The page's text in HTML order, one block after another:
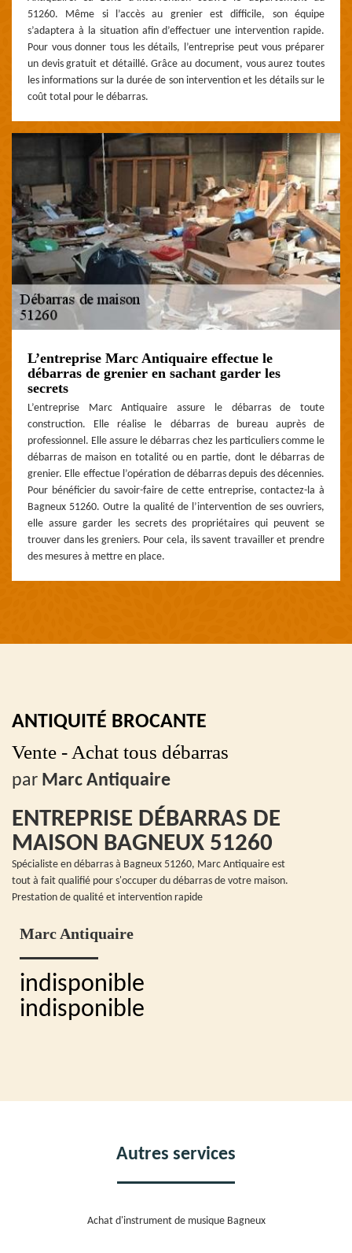
51260. Même si l’accès au grenier est difficile, son équipe
s’adaptera à la situation afin d’effectuer une intervention rapide.
Pour vous donner tous les détails, l’entreprise peut vous préparer
un devis gratuit et détaillé. Grâce au document, vous aurez toutes
les informations sur la durée de son intervention et les détails sur le
coût total pour le débarras.
L’entreprise Marc Antiquaire effectue le
débarras de grenier en sachant garder les
secrets
L’entreprise Marc Antiquaire assure le débarras de toute
construction. Elle réalise le débarras de bureau auprès de
professionnel. Elle assure le débarras chez les particuliers comme le
débarras de maison en totalité ou en partie, dont le débarras de
grenier. Elle effectue l’opération de débarras depuis des décennies.
Pour bénéficier du savoir-faire de cette entreprise, contactez-la à
Bagneux 51260. Outre la qualité de l’intervention de ses ouvriers,
elle assure garder les secrets des propriétaires qui peuvent se
trouver dans les greniers. Pour cela, ils savent travailler et prendre
des mesures à mettre en place.
ANTIQUITÉ BROCANTE
Vente - Achat tous débarras
par Marc Antiquaire
ENTREPRISE DÉBARRAS DE
MAISON BAGNEUX 51260
Spécialiste en débarras à Bagneux 51260, Marc Antiquaire est
tout à fait qualifié pour s'occuper du débarras de votre maison.
Prestation de qualité et intervention rapide
Marc Antiquaire
indisponible
indisponible
Autres services
Achat d'instrument de musique Bagneux